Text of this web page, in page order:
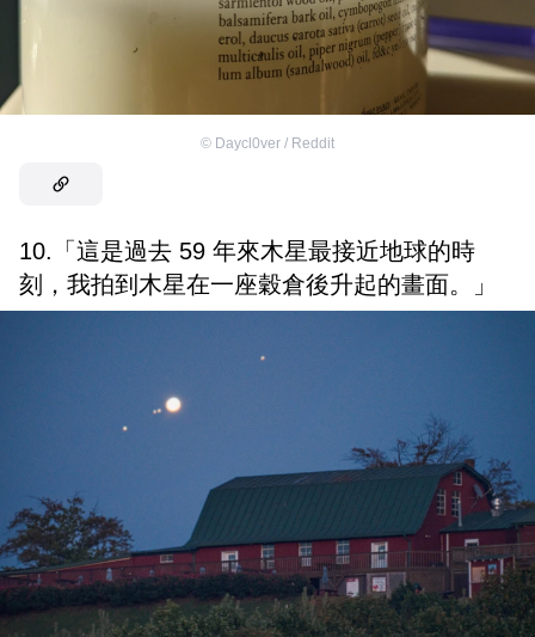
© Daycl0ver / Reddit
10.「這是過去 59 年來木星最接近地球的時
刻，我拍到木星在一座穀倉後升起的畫面。」